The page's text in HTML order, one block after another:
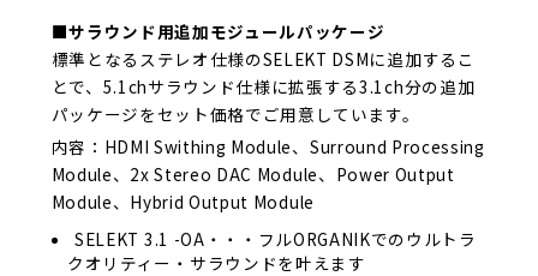
■サラウンド用追加モジュールパッケージ
標準となるステレオ仕様のSELEKT DSMに追加するこ
とで、5.1chサラウンド仕様に拡張する3.1ch分の追加
パッケージをセット価格でご用意しています。
内容：HDMI Swithing Module、Surround Processing
Module、2x Stereo DAC Module、Power Output
Module、Hybrid Output Module
SELEKT 3.1 -OA・・・フルORGANIKでのウルトラ
クオリティー・サラウンドを叶えます